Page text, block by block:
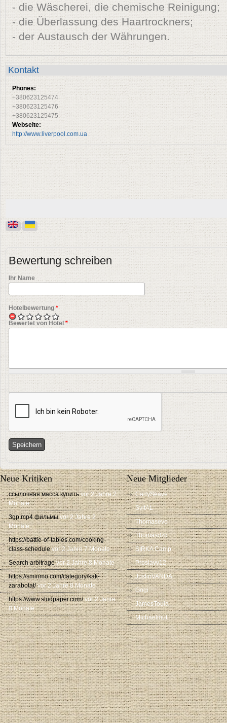
- die Wäscherei, die chemische Reinigung;
- die Überlassung des Haartrockners;
- der Austausch der Währungen.
Kontakt
Phones:
+380623125474
+380623125476
+380623125475
Webseite:
http://www.liverpool.com.ua
Bewertung schreiben
Ihr Name
Hotelbewertung*
Bewertet von Hotel *
Neue Kritiken
ссылочная масса купить vor 2 Jahre 2
Monate
3gp mp4 фильмы vor 2 Jahre 2
Monate
https://battle-of-tables.com/cooking-
class-schedule vor 2 Jahre 7 Monate
Search arbitrage vor 2 Jahre 8 Monate
https://sminmo.com/category/kak-
zarabotat/ vor 2 Jahre 8 Monate
https://www.studpaper.com/ vor 2 Jahre
8 Monate
Neue Mitglieder
CadySeave
SvitAL
Thomasevc
Thomasdzq
SIRKA Camp
Proslavv12
JustinVANDA
Gogi
JamesToula
Michaelmut